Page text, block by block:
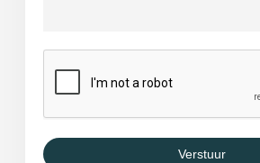
Verstuur